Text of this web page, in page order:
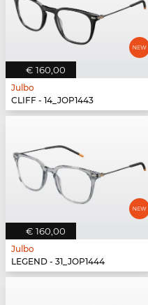
€ 160,00
Julbo
CLIFF - 14_JOP1443
€ 160,00
Julbo
LEGEND - 31_JOP1444